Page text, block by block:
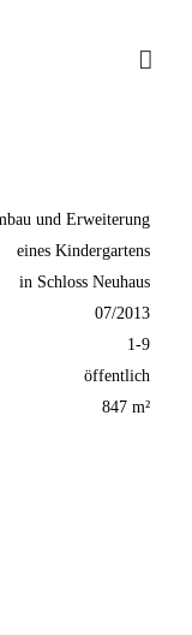
und Erweiterung
eines Kindergartens
in Schloss Neuhaus
07/2013
1-9
öffentlich
847 m²